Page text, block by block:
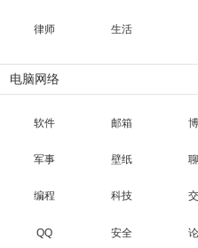
律师 生活
电脑网络
软件 邮箱
军事 壁纸
编程 科技
QQ 安全